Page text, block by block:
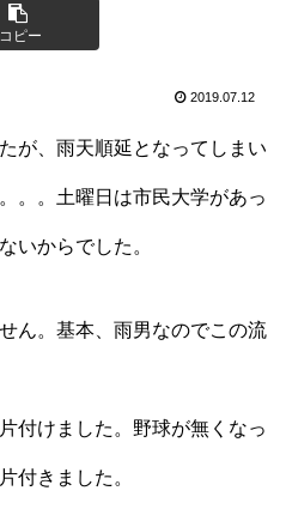
コピー
2019.07.12
が、雨天順延となってしまい
。。土曜日は市民大学があっ
いからでした。
ん。基本、雨男なのでこの流
付けました。野球が無くなっ
付きました。